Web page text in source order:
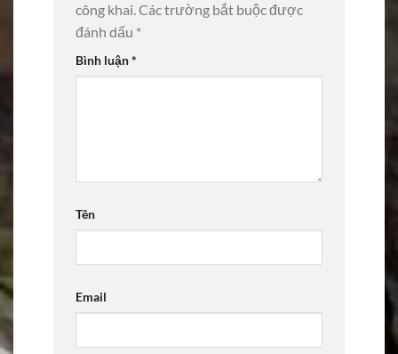
công khai.Các trường bắt buộc được
đánh dấu *
Bình luận*
Tên
Email